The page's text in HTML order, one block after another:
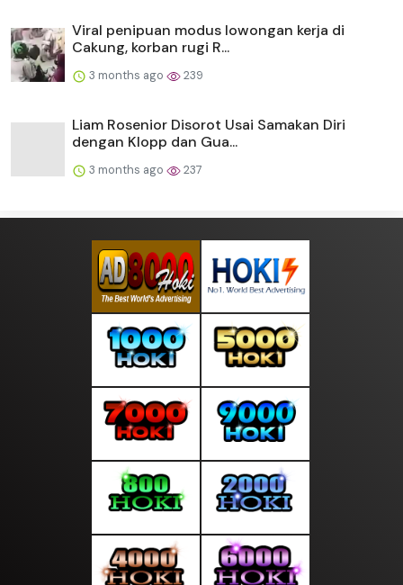
Viral penipuan modus lowongan kerja di
Cakung, korban rugi R...
3 months ago 239
Liam Rosenior Disorot Usai Samakan Diri
dengan Klopp dan Gua...
3 months ago 237